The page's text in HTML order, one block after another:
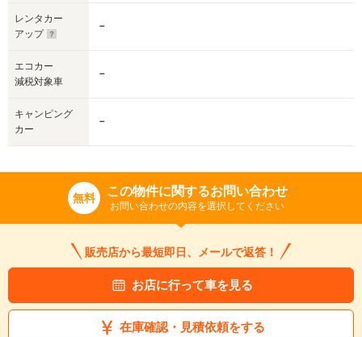
レンタカー
アップ
－
エコカー
減税対象車
－
キャンピング
カー
－
無料 この物件に関するお問い合わせ
お問い合わせの内容を選択してください
販売店から最短即日、メールで返答！
お店に行って車を見る
在庫確認・見積依頼をする